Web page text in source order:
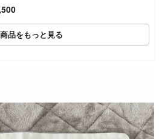
品をもっと見る